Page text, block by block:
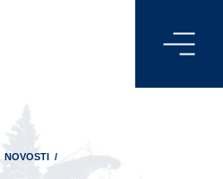
NOVOSTI /